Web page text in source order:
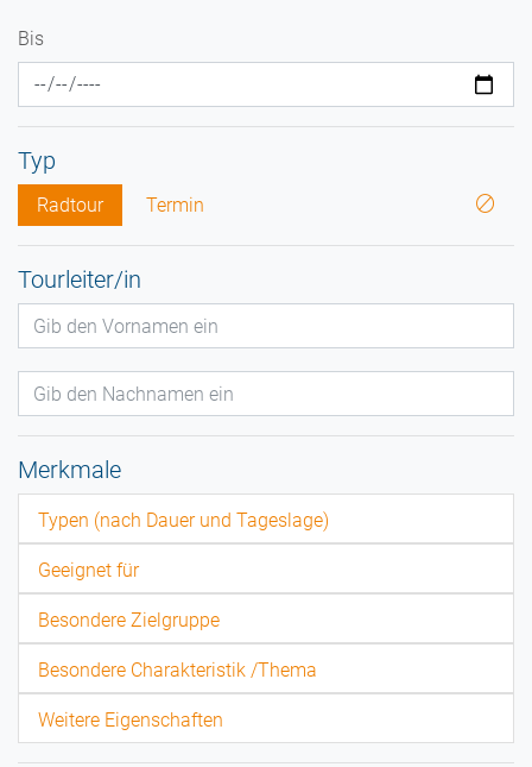
Bis
Typ
Radtour Termin
Tourleiter/in
Merkmale
Typen (nach Dauer und Tageslage)
Geeignet für
Besondere Zielgruppe
Besondere Charakteristik /Thema
Weitere Eigenschaften